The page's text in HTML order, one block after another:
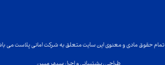
تمام حقوق مادی و معنوی این سایت متعلق به شرکت امانی پلاست می